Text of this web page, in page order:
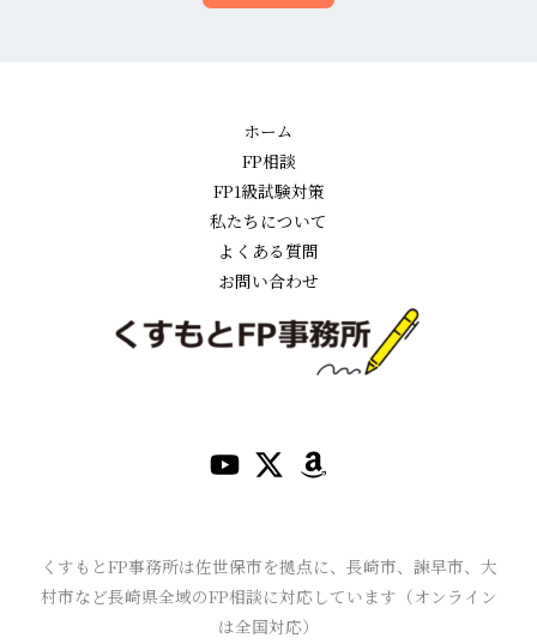
ホーム
FP相談
FP1級試験対策
私たちについて
よくある質問
お問い合わせ
くすもとFP事務所は佐世保市を拠点に、長崎市、諫早市、大
村市など長崎県全域のFP相談に対応しています（オンライン
は全国対応）